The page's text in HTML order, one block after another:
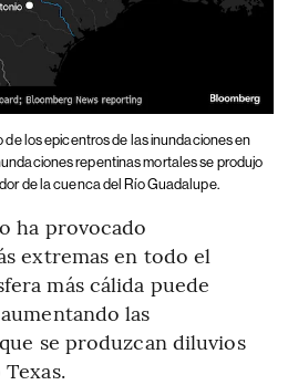
de los epicentros de las inundaciones en
repentinas mortales se produjo
de la cuenca del Río Guadalupe.
ha provocado
extremas en todo el
más cálida puede
las
se produzcan diluvios